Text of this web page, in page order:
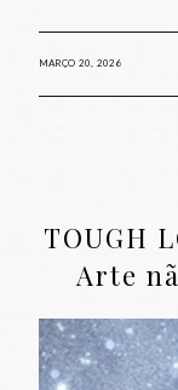
MARÇO 20, 2026
TOUGH
Arte